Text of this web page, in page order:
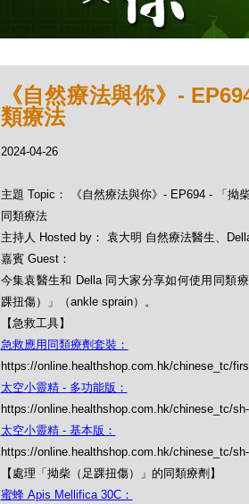
《自然療法與你》-
類療法
2024-04-26
主題 Topic： 《自然療法與你》- EP694 - 「拗
同類療法
主持人 Hosted by： 袁大明 自然療法醫生、
嘉賓 Guest：
今集袁醫生和 Della 同大家分享如何使用同類
踝扭傷）」（ankle sprain）。
【急救工具】
急救應用同類療劑套裝：
https://online.healthshop.com.hk/chinese_tc/
太空小靈精 - 多功能版：
https://online.healthshop.com.hk/chinese_tc/
太空小靈精 - 基本版：
https://online.healthshop.com.hk/chinese_tc/
【處理「拗柴（足踝扭傷）」的同類療劑】
蜜蜂 Apis Mellifica 30C：